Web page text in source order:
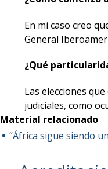
En mi caso creo
General
¿Qué
Las elecciones
judiciales, como
Material relacionado
“África sigue siendo